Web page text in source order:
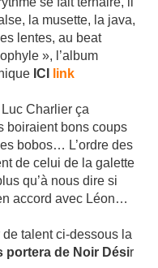
la musette, la java,
lentes, au beat
», l’album
ICI link
Charlier ça
boiraient bons coups
bobos… L’ordre des
de celui de la galette
qu’à nous dire si
accord avec Léon…
talent ci-dessous la
portera de Noir Désir